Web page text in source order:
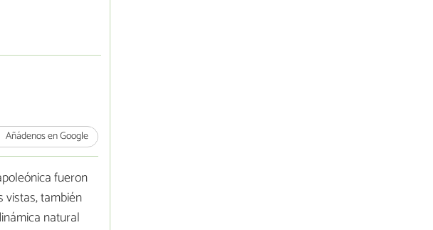
Añádenos en Google
fueron
vistas, también
natural